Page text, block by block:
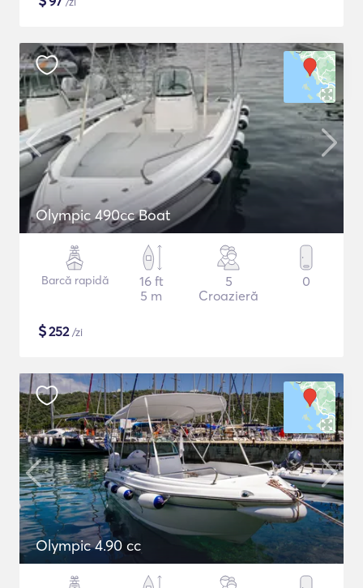
Olympic 490cc Boat
Barcă rapidă
16 ft
5 m
5
Croazieră
0
$252/zi
Olympic 4.90 cc